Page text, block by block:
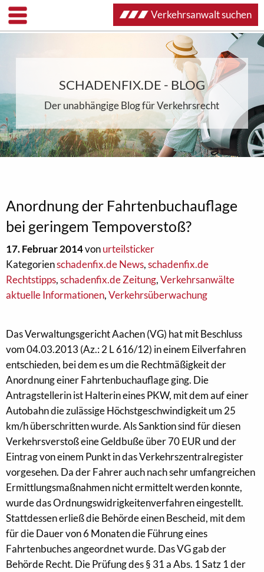
SCHADENFIX.DE - BLOG
Der unabhängige Blog für Verkehrsrecht
Anordnung der Fahrtenbuchauflage
bei geringem Tempoverstoß?
17. Februar 2014vonurteilsticker
Kategorienschadenfix.de News,schadenfix.de
Rechtstipps,schadenfix.de Zeitung,Verkehrsanwälte
aktuelle Informationen,Verkehrsüberwachung
Das Verwaltungsgericht Aachen (VG) hat mit Beschluss
vom 04.03.2013 (Az.: 2 L 616/12) in einem Eilverfahren
entschieden, bei dem es um die Rechtmäßigkeit der
Anordnung einer Fahrtenbuchauflage ging. Die
Antragstellerin ist Halterin eines PKW, mit dem auf einer
Autobahn die zulässige Höchstgeschwindigkeit um 25
km/h überschritten wurde. Als Sanktion sind für diesen
Verkehrsverstoß eine Geldbuße über 70 EUR und der
Eintrag von einem Punkt in das Verkehrszentralregister
vorgesehen. Da der Fahrer auch nach sehr umfangreichen
Ermittlungsmaßnahmen nicht ermittelt werden konnte,
wurde das Ordnungswidrigkeitenverfahren eingestellt.
Stattdessen erließ die Behörde einen Bescheid, mit dem
für die Dauer von 6 Monaten die Führung eines
Fahrtenbuches angeordnet wurde. Das VG gab der
Behörde Recht. Die Prüfung des § 31 a Abs. 1 Satz 1 der
Verkehrsanwalt suchen